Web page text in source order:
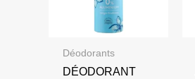
Déodorants
DÉODORANT